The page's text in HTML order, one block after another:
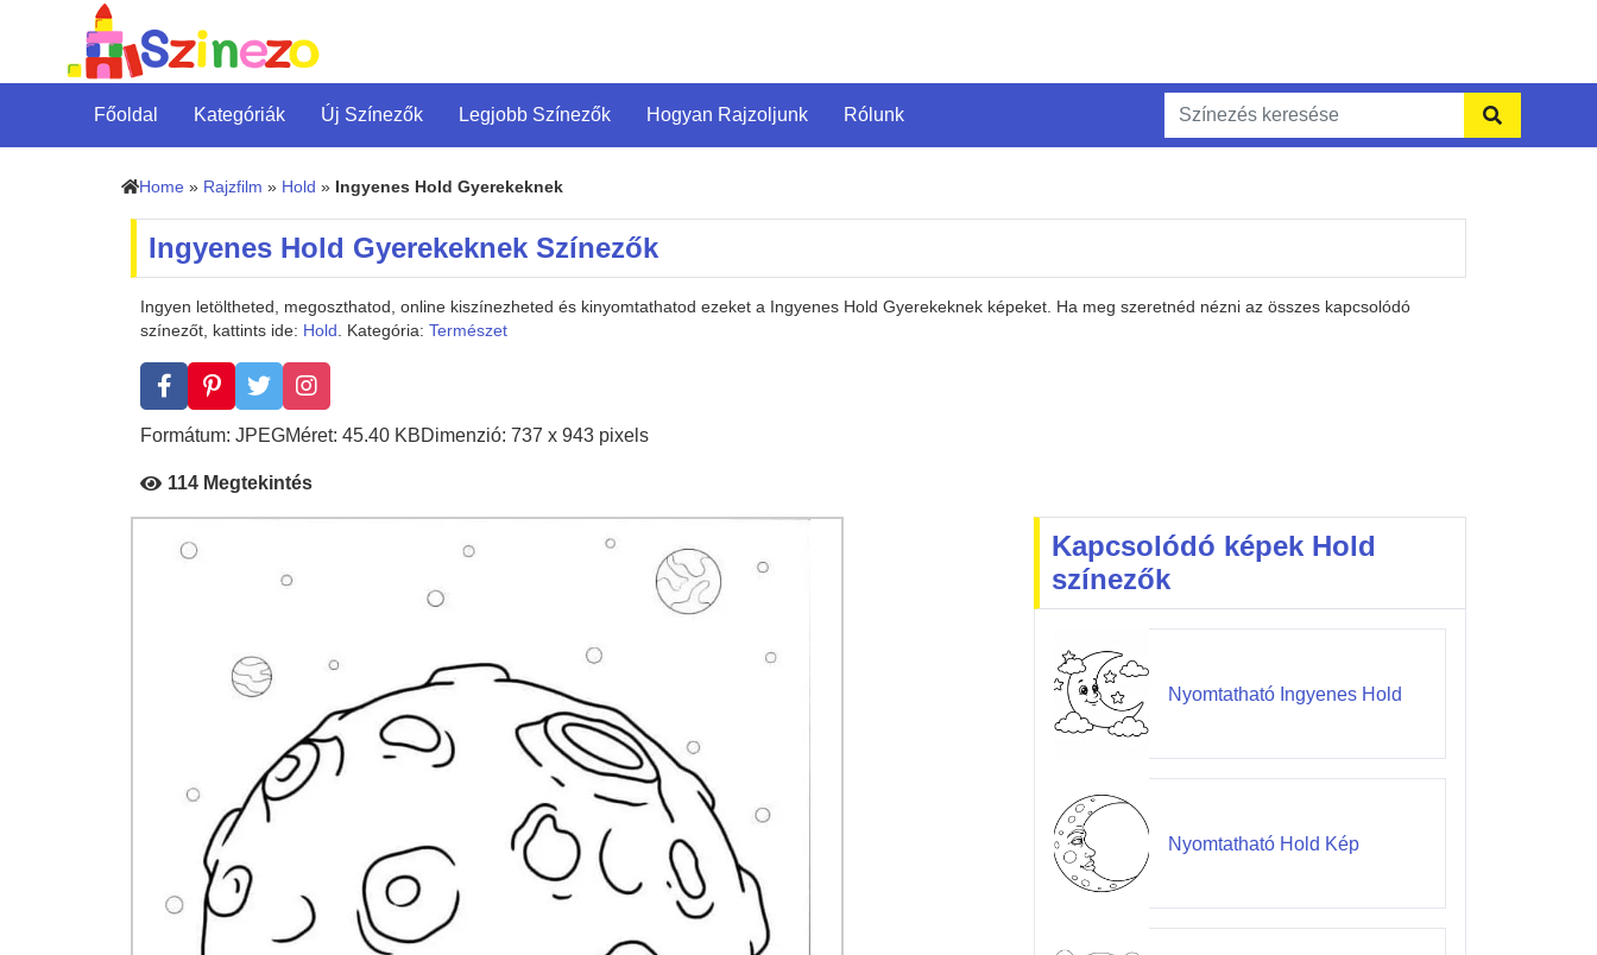
Főoldal Kategóriák Új Színezők Legjobb Színezők Hogyan Rajzoljunk Rólunk
Home » Rajzfilm » Hold » Ingyenes Hold Gyerekeknek
Ingyenes Hold Gyerekeknek Színezők
Ingyen letöltheted, megoszthatod, online kiszínezheted és kinyomtathatod ezeket a Ingyenes Hold Gyerekeknek képeket. Ha meg szeretnéd nézni az összes kapcsolódó
színezőt, kattints ide: Hold . Kategória: Természet
Formátum: JPEGMéret: 45.40 KBDimenzió: 737 x 943 pixels
114 Megtekintés
Kapcsolódó képek Hold
színezők
Nyomtatható Ingyenes Hold
Nyomtatható Hold Kép